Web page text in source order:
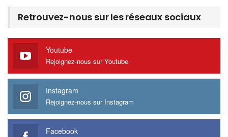
Retrouvez-nous sur les réseaux sociaux
Youtube
Rejoignez-nous sur Youtube
Instagram
Rejoignez-nous sur Instagram
Facebook